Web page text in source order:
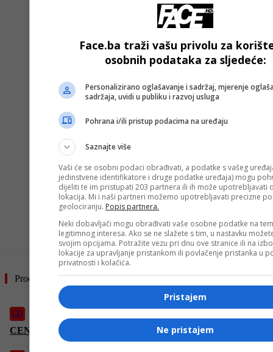
- OGLAS -
Pročitajte još
CD
CENTRALNI DNEVNIK – 23. 5. 2026.
Face.ba traži vašu privolu za
osobnih podataka za sljedeće:
Personalizirano oglašavanje i sadržaj, mjerenje
sadržaja, uvidi u publiku i razvoj usluga
Pohrana i/ili pristup podacima na uređaju
Saznajte više
Vaši će se osobni podaci obrađivati, a podatke s vašeg
jedinstvene identifikatore i druge podatke uređaja) mogu
dijeliti te im pristupati 203 partnera ili ih može upotrebljavati
lokacija. Mi i naši partneri možemo upotrebljavati precizne
geolociranju. Popis partnera.
Neki dobavljači mogu obrađivati vaše osobne podatke na
legitimnog interesa. Ako se ne slažete s tim, u nastavku
svojim opcijama. Potražite vezu pri dnu ove stranice ili na
lokacije za upravljanje pristankom ili povlačenje pristanka u
privatnosti i kolačića.
Pristajem
Ne pristajem